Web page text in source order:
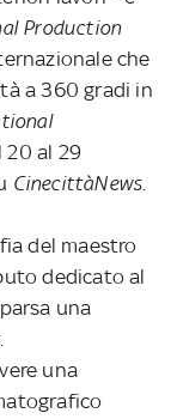
Production
che
a 360 gradi in
20 al 29
CinecittàNews.
del maestro
dedicato al
una
.
una